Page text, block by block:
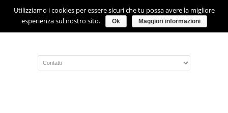
Utilizziamo i cookies per essere sicuri che tu possa avere la migliore
esperienza sul nostro sito.
Ok Maggiori informazioni